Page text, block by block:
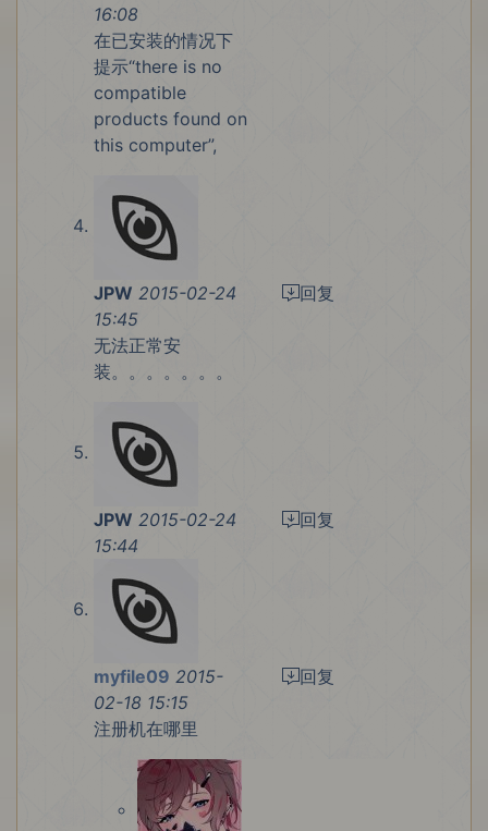
16:08
在已安装的情况下
提示“there is no
compatible
products found on
this computer”,
JPW 2015-02-24
15:45
无法正常安
装。。。。。。。
回复
JPW 2015-02-24
15:44
回复
myfile09 2015-
02-18 15:15
注册机在哪里
回复